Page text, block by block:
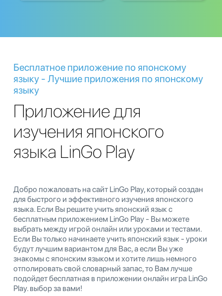
Бесплатное приложение по японскому
языку - Лучшие приложения по японскому
языку
Приложение для
изучения японского
языка LinGo Play
Добро пожаловать на сайт LinGo Play, который создан
для быстрого и эффективного изучения японского
языка. Если Вы решите учить японский язык с
бесплатным приложением LinGo Play - Вы можете
выбрать между игрой онлайн или уроками и тестами.
Если Вы только начинаете учить японский язык - уроки
будут лучшим вариантом для Вас, а если Вы уже
знакомы с японским языком и хотите лишь немного
отполировать свой словарный запас, то Вам лучше
подойдет бесплатная в приложении онлайн игра LinGo
Play. выбор за вами!